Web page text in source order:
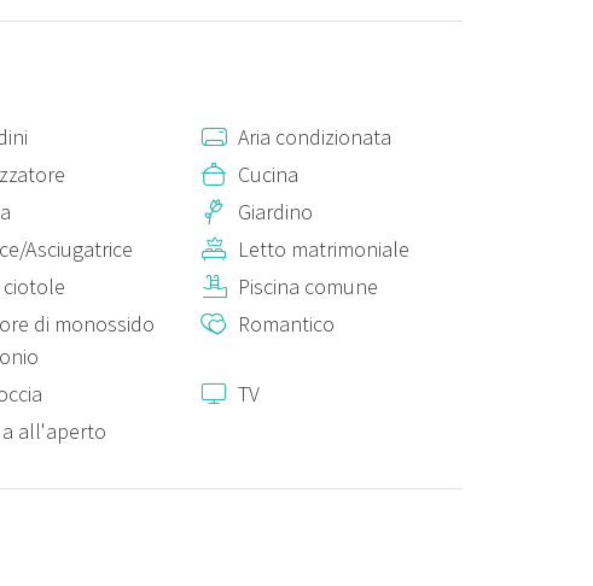
Aria condizionata
Cucina
Giardino
Asciugatrice
Letto matrimoniale
ciotole
Piscina comune
di monossido
Romantico
TV
all'aperto